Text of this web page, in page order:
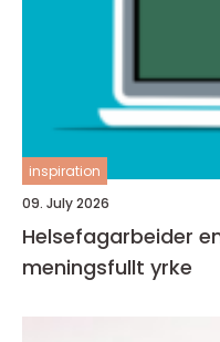
inspiration
09. July 2026
Helsefagarbeider en trygg vei til et
meningsfullt yrke